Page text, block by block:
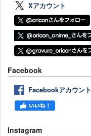
Xアカウント
Facebook
Facebookアカウント
Instagram